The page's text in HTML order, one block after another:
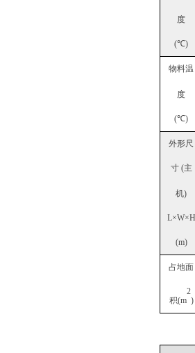
度
(℃)
物料温
度
(℃)
外形尺
寸 (主
机)
L×W×H
(m)
占地面
积(m
2
)